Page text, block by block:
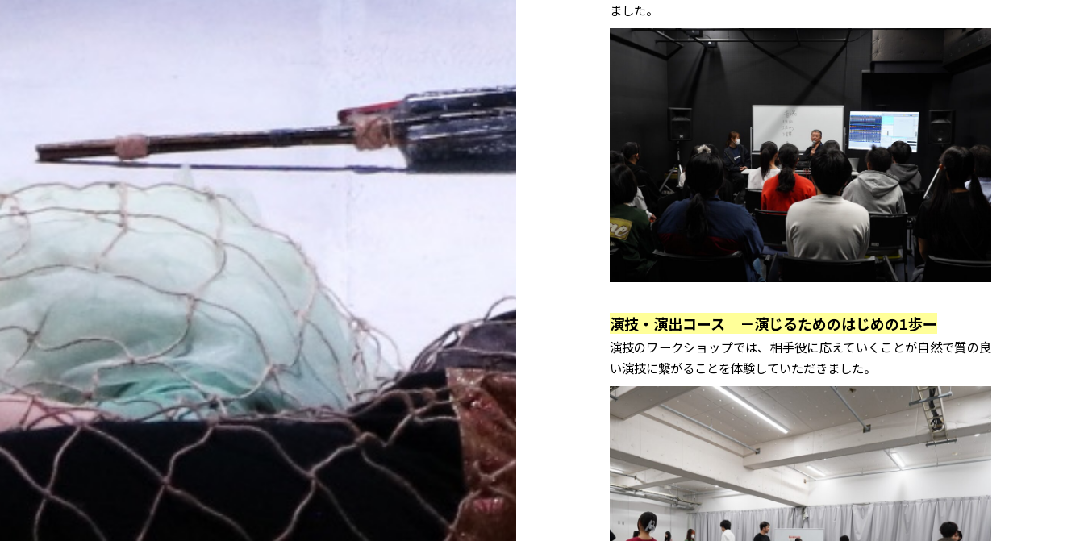
ました。
演技・演出コース －演じるためのはじめの1歩ー
演技のワークショップでは、相手役に応えていくことが自然で質の良
い演技に繋がることを体験していただきました。